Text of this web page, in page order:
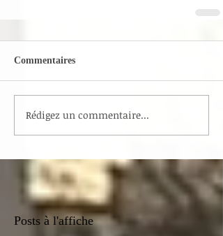
Commentaires
Rédigez un commentaire...
Posts à l'affiche